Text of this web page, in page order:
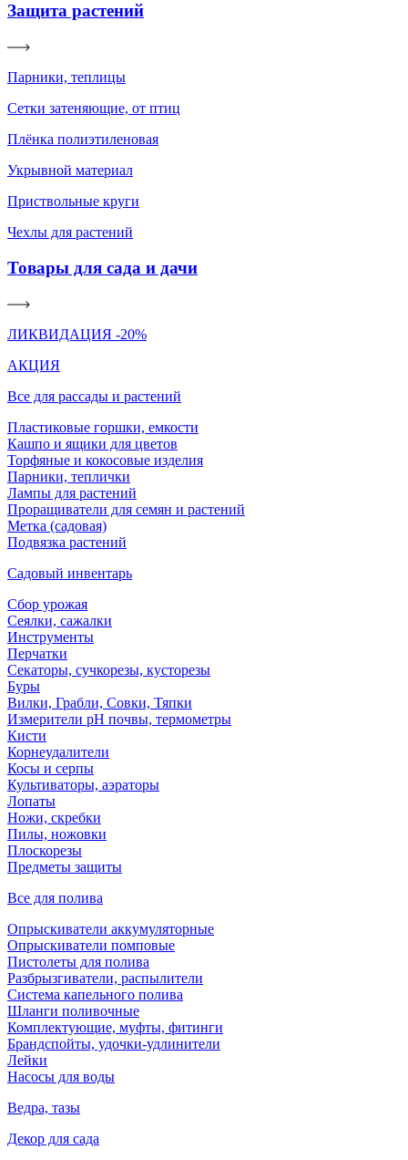
Защита растений
Парники, теплицы
Сетки затеняющие, от птиц
Плёнка полиэтиленовая
Укрывной материал
Приствольные круги
Чехлы для растений
Товары для сада и дачи
ЛИКВИДАЦИЯ -20%
АКЦИЯ
Все для рассады и растений
Пластиковые горшки, емкости
Кашпо и ящики для цветов
Торфяные и кокосовые изделия
Парники, теплички
Лампы для растений
Проращиватели для семян и растений
Метка (садовая)
Подвязка растений
Садовый инвентарь
Сбор урожая
Сеялки, сажалки
Инструменты
Перчатки
Секаторы, сучкорезы, кусторезы
Буры
Вилки, Грабли, Совки, Тяпки
Измерители pH почвы, термометры
Кисти
Корнеудалители
Косы и серпы
Культиваторы, аэраторы
Лопаты
Ножи, скребки
Пилы, ножовки
Плоскорезы
Предметы защиты
Все для полива
Опрыскиватели аккумуляторные
Опрыскиватели помповые
Пистолеты для полива
Разбрызгиватели, распылители
Система капельного полива
Шланги поливочные
Комплектующие, муфты, фитинги
Брандспойты, удочки-удлинители
Лейки
Насосы для воды
Ведра, тазы
Декор для сада